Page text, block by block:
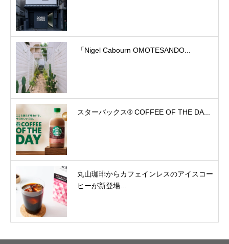
「Nigel Cabourn OMOTESANDO...
スターバックス® COFFEE OF THE DA...
丸山珈琲からカフェインレスのアイスコー
ヒーが新登場...